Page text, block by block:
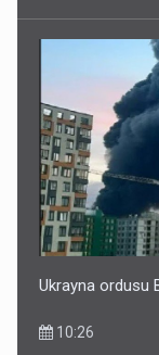
Ukrayna ordusu
10:26